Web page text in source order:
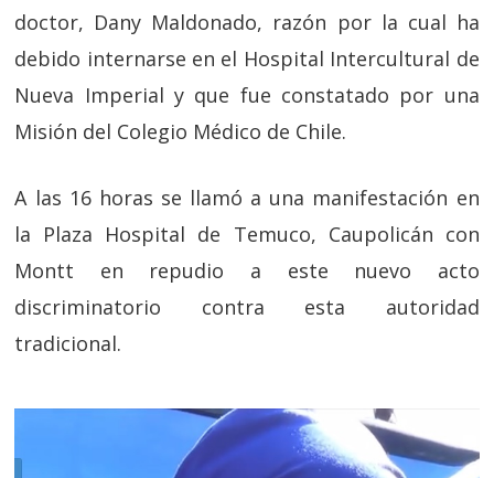
doctor, Dany Maldonado, razón por la cual ha
debido internarse en el Hospital Intercultural de
Nueva Imperial y que fue constatado por una
Misión del Colegio Médico de Chile.
A las 16 horas se llamó a una manifestación en
la Plaza Hospital de Temuco, Caupolicán con
Montt en repudio a este nuevo acto
discriminatorio contra esta autoridad
tradicional.